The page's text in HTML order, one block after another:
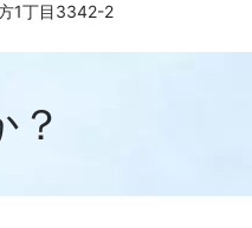
1丁目3342-2